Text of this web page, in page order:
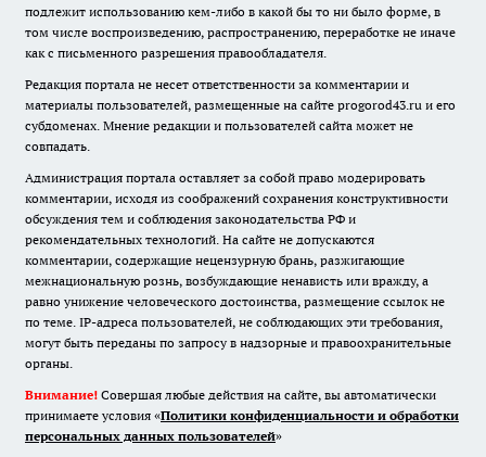
подлежит использованию кем-либо в какой бы то ни было форме, в
том числе воспроизведению, распространению, переработке не иначе
как с письменного разрешения правообладателя.
Редакция портала не несет ответственности за комментарии и
материалы пользователей, размещенные на сайте progorod43.ru и его
субдоменах. Мнение редакции и пользователей сайта может не
совпадать.
Администрация портала оставляет за собой право модерировать
комментарии, исходя из соображений сохранения конструктивности
обсуждения тем и соблюдения законодательства РФ и
рекомендательных технологий. На сайте не допускаются
комментарии, содержащие нецензурную брань, разжигающие
межнациональную рознь, возбуждающие ненависть или вражду, а
равно унижение человеческого достоинства, размещение ссылок не
по теме. IP-адреса пользователей, не соблюдающих эти требования,
могут быть переданы по запросу в надзорные и правоохранительные
органы.
Внимание! Совершая любые действия на сайте, вы автоматически
принимаете условия «Политики конфиденциальности и обработки
персональных данных пользователей»